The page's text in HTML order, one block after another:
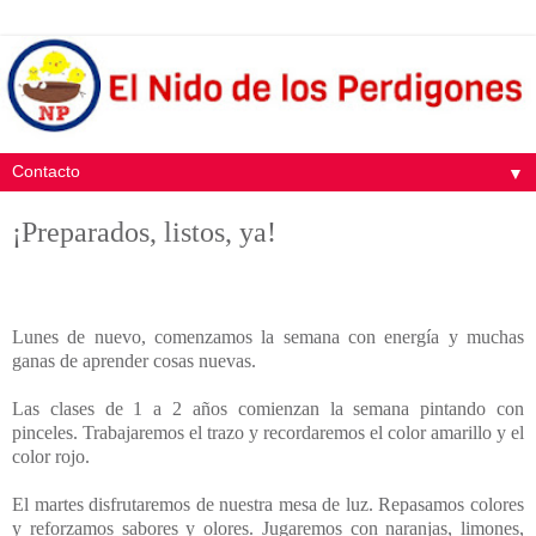
▼
¡Preparados, listos, ya!
Lunes de nuevo, comenzamos la semana con energía y muchas
ganas de aprender cosas nuevas.
Las clases de 1 a 2 años comienzan la semana pintando con
pinceles. Trabajaremos el trazo y recordaremos el color amarillo y el
color rojo.
El martes disfrutaremos de nuestra mesa de luz. Repasamos colores
y reforzamos sabores y olores. Jugaremos con naranjas, limones,